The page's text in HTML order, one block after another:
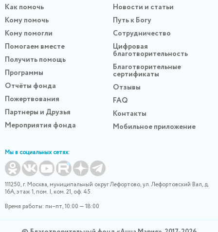
Как помочь
Кому помочь
Кому помогли
Помогаем вместе
Получить помощь
Программы
Отчёты фонда
Пожертвования
Партнеры и Друзья
Мероприятия фонда
Новости и статьи
Путь к Богу
Сотрудничество
Цифровая
благотворительность
Благотворительные
сертификаты
Отзывы
FAQ
Контакты
Мобильное приложение
Мы в социальных сетях:
111250, г. Москва, муниципальный округ Лефортово, ул. Лефортовский Вал, д.
16А, этаж 1, пом. I, ком. 21, оф. 45.
Время работы: пн–пт, 10:00 — 18:00